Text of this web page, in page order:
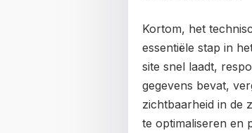
Kortom, het
essentiële stap in
site snel laadt,
gegevens bevat,
zichtbaarheid in de
te optimaliseren en